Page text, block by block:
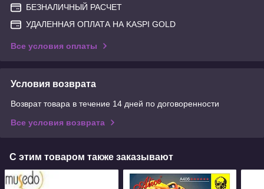
БЕЗНАЛИЧНЫЙ РАСЧЕТ
УДАЛЕННАЯ ОПЛАТА НА KASPI GOLD
Все условия оплаты
Условия возврата
Возврат товара в течение 14 дней по договоренности
Все условия возврата
С этим товаром также заказывают